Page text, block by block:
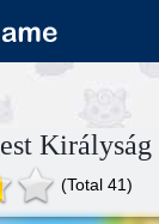
(Total 41)